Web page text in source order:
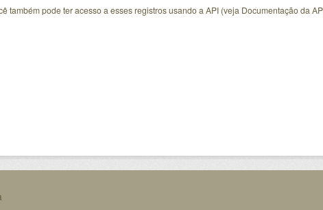
também pode ter acesso a esses registros usando a API(veja Documentação da